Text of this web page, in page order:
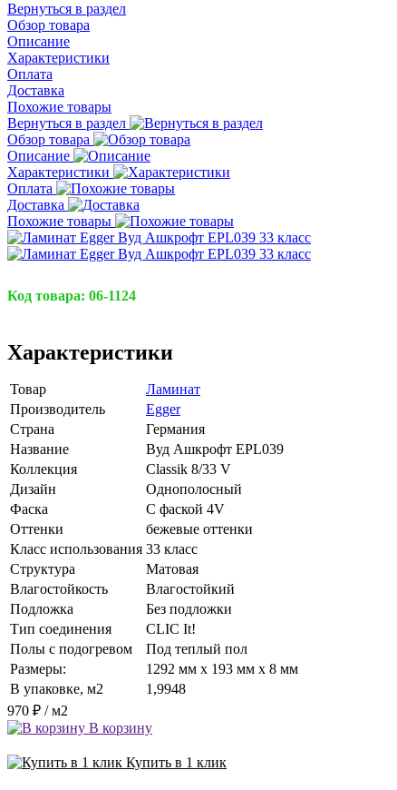
Вернуться в раздел
Обзор товара
Описание
Характеристики
Оплата
Доставка
Похожие товары
Вернуться в раздел
Обзор товара
Описание
Характеристики
Оплата
Доставка
Похожие товары
Код товара: 06-1124
Характеристики
Товар
Ламинат
Производитель
Egger
Страна
Германия
Название
Вуд Ашкрофт EPL039
Коллекция
Classik 8/33 V
Дизайн
Однополосный
Фаска
С фаской 4V
Оттенки
бежевые оттенки
Класс использования 33 класс
Структура
Матовая
Влагостойкость
Влагостойкий
Подложка
Без подложки
Тип соединения
CLIC It!
Полы с подогревом
Под теплый пол
Размеры:
1292 мм x 193 мм x 8 мм
В упаковке, м2
1,9948
970 ₽ / м2
В корзину
Купить в 1 клик